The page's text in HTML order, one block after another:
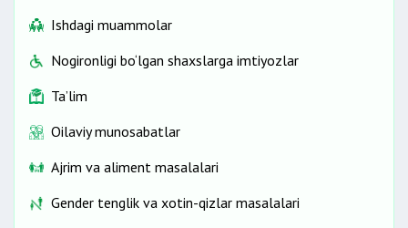
Ishdagi muammolar
Nogironligi bo‘lgan shaxslarga imtiyozlar
Ta’lim
Oilaviy munosabatlar
Ajrim va aliment masalalari
Gender tenglik va xotin-qizlar masalalari